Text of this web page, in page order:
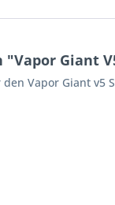
Giant
Vapor Giant v5